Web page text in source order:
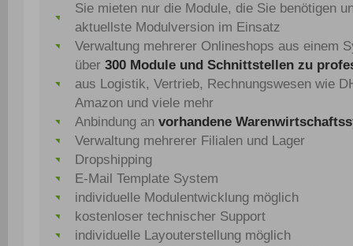
Sie mieten nur die Module, die Sie benötigen
aktuellste Modulversion im Einsatz
Verwaltung mehrerer Onlineshops aus einem
über 300 Module und Schnittstellen zu
aus Logistik, Vertrieb, Rechnungswesen wie
Amazon und viele mehr
Anbindung an vorhandene
Verwaltung mehrerer Filialen und Lager
Dropshipping
E-Mail Template System
individuelle Modulentwicklung möglich
kostenloser technischer Support
individuelle Layouterstellung möglich